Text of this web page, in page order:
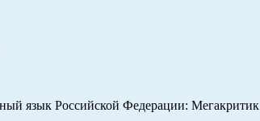
язык Российской Федерации: Мегакритик